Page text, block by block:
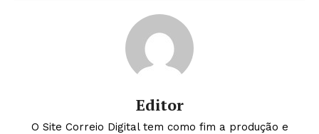
Editor
O Site Correio Digital tem como fim a produção e